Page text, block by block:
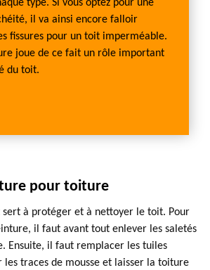
type. Si vous optez pour une
il va ainsi encore falloir
fissures pour un toit imperméable.
joue de ce fait un rôle important
du toit.
pour toiture
à protéger et à nettoyer le toit. Pour
il faut avant tout enlever les saletés
Ensuite, il faut remplacer les tuiles
les traces de mousse et laisser la toiture